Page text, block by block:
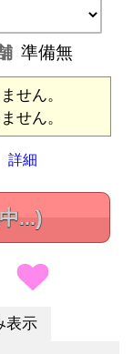
準備無
せん。
せん。
詳細
...)
表示